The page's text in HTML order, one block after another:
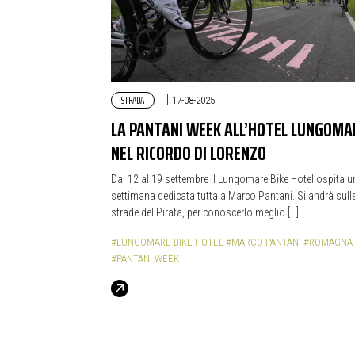
STRADA | 17-08-2025
LA PANTANI WEEK ALL’HOTEL
NEL RICORDO DI LORENZO
Dal 12 al 19 settembre il Lungomare Bike Hotel ospita
settimana dedicata tutta a Marco Pantani. Si andrà
strade del Pirata, per conoscerlo meglio […]
#LUNGOMARE BIKE HOTEL #MARCO PANTANI #ROMAGNA
#PANTANI WEEK